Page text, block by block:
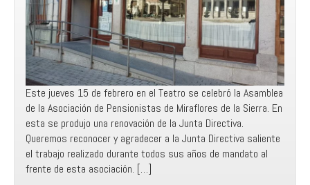
Este jueves 15 de febrero en el Teatro se celebró la Asamblea
de la Asociación de Pensionistas de Miraflores de la Sierra. En
esta se produjo una renovación de la Junta Directiva.
Queremos reconocer y agradecer a la Junta Directiva saliente
el trabajo realizado durante todos sus años de mandato al
frente de esta asociación. […]